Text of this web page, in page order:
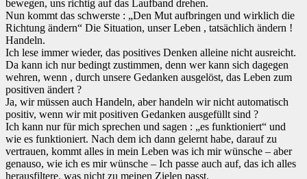
bewegen, uns richtig auf das Laufband drehen.
Nun kommt das schwerste : „Den Mut aufbringen und wirklich die
Richtung ändern“ Die Situation, unser Leben , tatsächlich ändern !
Handeln.
Ich lese immer wieder, das positives Denken alleine nicht ausreicht.
Da kann ich nur bedingt zustimmen, denn wer kann sich dagegen
wehren, wenn , durch unsere Gedanken ausgelöst, das Leben zum
positiven ändert ?
Ja, wir müssen auch Handeln, aber handeln wir nicht automatisch
positiv, wenn wir mit positiven Gedanken ausgefüllt sind ?
Ich kann nur für mich sprechen und sagen : „es funktioniert“ und
wie es funktioniert. Nach dem ich dann gelernt habe, darauf zu
vertrauen, kommt alles in mein Leben was ich mir wünsche – aber
genauso, wie ich es mir wünsche – Ich passe auch auf, das ich alles
herausfiltere, was nicht zu meinen Zielen passt.